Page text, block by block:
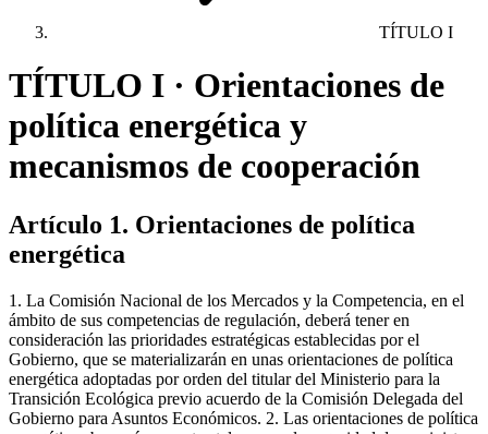
TÍTULO I
TÍTULO I · Orientaciones de
política energética y
mecanismos de cooperación
Artículo 1. Orientaciones de política
energética
1. La Comisión Nacional de los Mercados y la Competencia, en el
ámbito de sus competencias de regulación, deberá tener en
consideración las prioridades estratégicas establecidas por el
Gobierno, que se materializarán en unas orientaciones de política
energética adoptadas por orden del titular del Ministerio para la
Transición Ecológica previo acuerdo de la Comisión Delegada del
Gobierno para Asuntos Económicos. 2. Las orientaciones de política